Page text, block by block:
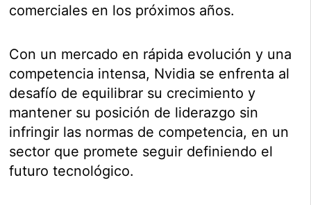
comerciales en los próximos años.
Con un mercado en rápida evolución y una
competencia intensa, Nvidia se enfrenta al
desafío de equilibrar su crecimiento y
mantener su posición de liderazgo sin
infringir las normas de competencia, en un
sector que promete seguir definiendo el
futuro tecnológico.